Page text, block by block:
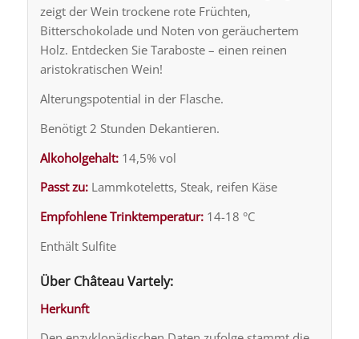
zeigt der Wein trockene rote Früchten,
Bitterschokolade und Noten von geräuchertem
Holz. Entdecken Sie Taraboste – einen reinen
aristokratischen Wein!
Alterungspotential in der Flasche.
Benötigt 2 Stunden Dekantieren.
Alkoholgehalt:14,5% vol
Passt zu:Lammkoteletts, Steak, reifen Käse
Empfohlene Trinktemperatur:14-18 °C
Enthält Sulfite
Über Château Vartely:
Herkunft